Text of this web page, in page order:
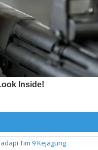
Tim 9 Kejagung